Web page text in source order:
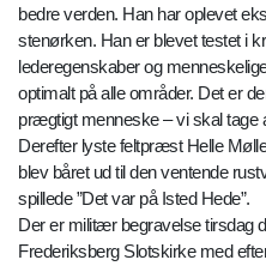
bedre verden. Han har oplevet
stenørken. Han er blevet testet i
lederegenskaber og
optimalt på alle områder. Det er
prægtigt menneske – vi skal tage
Derefter lyste feltpræst Helle
blev båret ud til den ventende
spillede ”Det var på Isted Hede”.
Der er militær begravelse tirsdag
Frederiksberg Slotskirke med